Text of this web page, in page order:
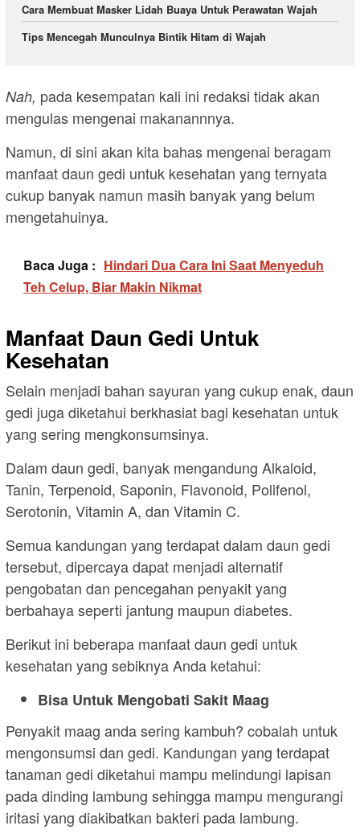
Cara Membuat Masker Lidah Buaya Untuk Perawatan Wajah
Tips Mencegah Munculnya Bintik Hitam di Wajah
Nah, pada kesempatan kali ini redaksi tidak akan
mengulas mengenai makanannnya.
Namun, di sini akan kita bahas mengenai beragam
manfaat daun gedi untuk kesehatan yang ternyata
cukup banyak namun masih banyak yang belum
mengetahuinya.
Baca Juga : Hindari Dua Cara Ini Saat Menyeduh
Teh Celup, Biar Makin Nikmat
Manfaat Daun Gedi Untuk
Kesehatan
Selain menjadi bahan sayuran yang cukup enak, daun
gedi juga diketahui berkhasiat bagi kesehatan untuk
yang sering mengkonsumsinya.
Dalam daun gedi, banyak mengandung Alkaloid,
Tanin, Terpenoid, Saponin, Flavonoid, Polifenol,
Serotonin, Vitamin A, dan Vitamin C.
Semua kandungan yang terdapat dalam daun gedi
tersebut, dipercaya dapat menjadi alternatif
pengobatan dan pencegahan penyakit yang
berbahaya seperti jantung maupun diabetes.
Berikut ini beberapa manfaat daun gedi untuk
kesehatan yang sebiknya Anda ketahui:
Bisa Untuk Mengobati Sakit Maag
Penyakit maag anda sering kambuh? cobalah untuk
mengonsumsi dan gedi. Kandungan yang terdapat
tanaman gedi diketahui mampu melindungi lapisan
pada dinding lambung sehingga mampu mengurangi
iritasi yang diakibatkan bakteri pada lambung.